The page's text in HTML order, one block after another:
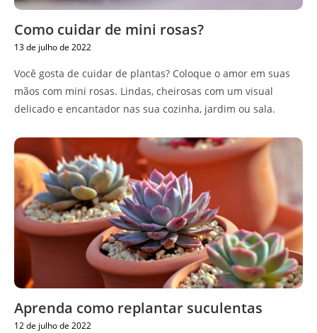
Como cuidar de mini rosas?
13 de julho de 2022
Você gosta de cuidar de plantas? Coloque o amor em suas
mãos com mini rosas. Lindas, cheirosas com um visual
delicado e encantador nas sua cozinha, jardim ou sala.
Aprenda como replantar suculentas
12 de julho de 2022